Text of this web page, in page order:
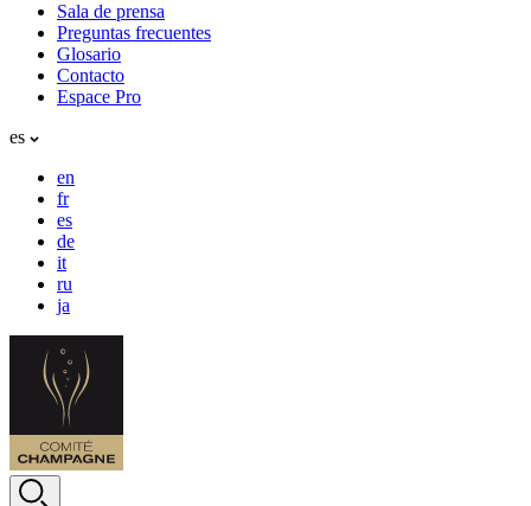
Sala de prensa
Preguntas frecuentes
Glosario
Contacto
Espace Pro
es
en
fr
es
de
it
ru
ja